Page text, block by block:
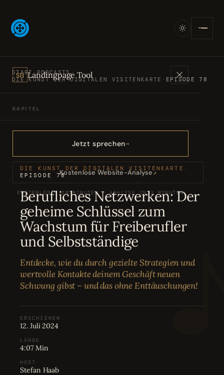
SH Landingpage Tool
KAPITEL
01 Angebote
02 Bücher
Podcasts
Bewertungen
05 Karriere
Jetzt sprechen
Kostenlose Website-Analyse↗
KOSTENLOS · 20 MINUTEN · ANALYSE IN 3 MINUTEN
START·PODCASTS·
DIE KUNST DER DIGITALEN VISITENKARTE · EPISODE 78
DIE KUNST DER DIGITALEN VISITENKARTE ·
EPISODE 78
Berufliches Netzwerken: Der
geheime Schlüssel zum
Wachstum für Freiberufler
und Selbstständige
Entdecke, wie du durch gezielte Strategien und
wertvolle Kontakte deinem Geschäft neuen
Schwung gibst – und das ohne Enttäuschungen!
ERSCHIENEN
12. Juli 2024
LÄNGE
4:07 Min
HOST
Stefan Haab